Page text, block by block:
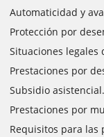
Automaticidad y
Protección por
Situaciones legales
Prestaciones por
Subsidio asistencial.
Prestaciones por
Requisitos para las